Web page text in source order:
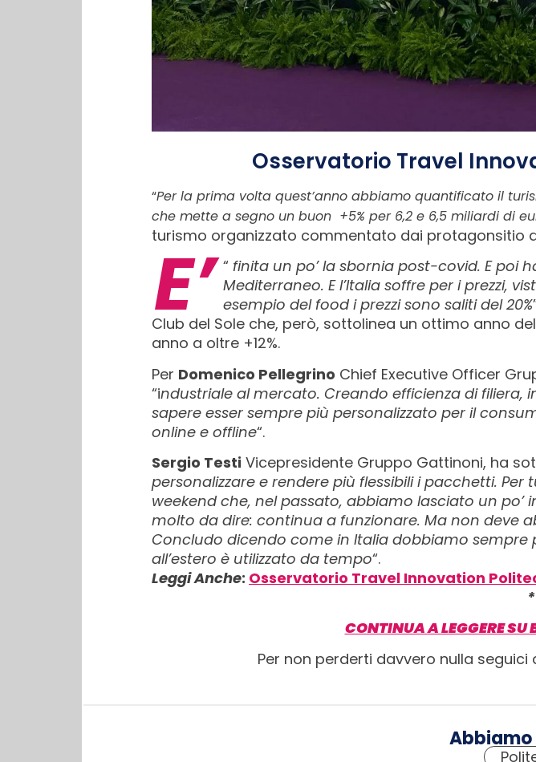
Osservatorio Travel
“Per la prima volta quest’anno abbiamo quantificato il
che mette a segno un buon +5% per 6,2 e 6,5 miliardi di
turismo organizzato commentato dai protagonsitio
“
E’
finita un po’ la sbornia post-covid. E poi
Mediterraneo. E l’Italia soffre per i prezzi,
esempio del food i prezzi sono saliti del 20%
Club del Sole che, però, sottolinea un ottimo anno
anno a oltre +12%.
Per Domenico Pellegrino Chief Executive Officer
“industriale al mercato. Creando efficienza di filiera,
sapere esser sempre più personalizzato per il
online e offline“.
Sergio Testi Vicepresidente Gruppo Gattinoni, ha
personalizzare e rendere più flessibili i pacchetti.
weekend che, nel passato, abbiamo lasciato un po’
molto da dire: continua a funzionare. Ma non deve
Concludo dicendo come in Italia dobbiamo
all’estero è utilizzato da tempo“.
Leggi Anche: Osservatorio Travel Innovation
CONTINUA A LEGGERE
Per non perderti davvero nulla seguici